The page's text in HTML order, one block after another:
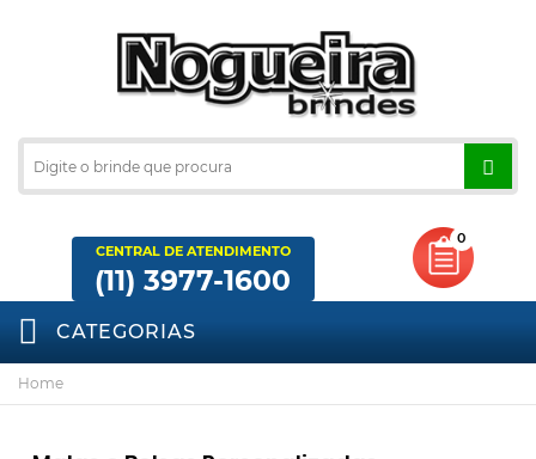
CENTRAL DE ATENDIMENTO
(11) 3977-1600
0
CATEGORIAS
Home